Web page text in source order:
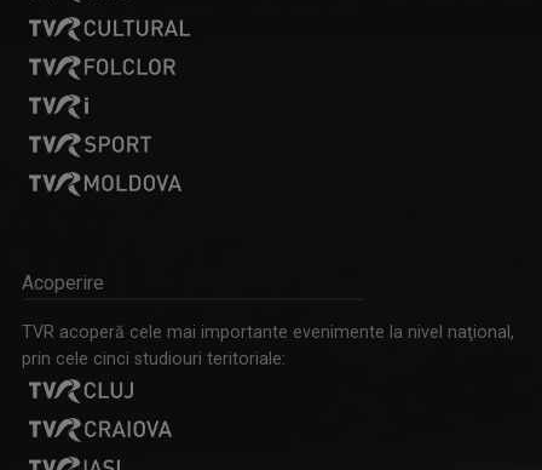
Acoperire
TVR acoperă cele mai importante evenimente la nivel naţional,
prin cele cinci studiouri teritoriale: